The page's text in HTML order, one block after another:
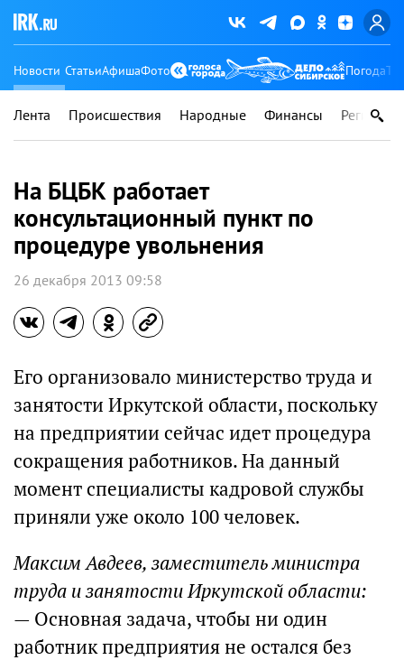
Новости СтатьиАфишаФото Погода
Лента Происшествия Народные Финансы Регионы
На БЦБК работает
консультационный пункт по
процедуре увольнения
26 декабря 2013 09:58
Его организовало министерство труда и
занятости Иркутской области, поскольку
на предприятии сейчас идет процедура
сокращения работников. На данный
момент специалисты кадровой службы
приняли уже около 100 человек.
Максим Авдеев, заместитель министра
труда и занятости Иркутской области:
— Основная задача, чтобы ни один
работник предприятия не остался без